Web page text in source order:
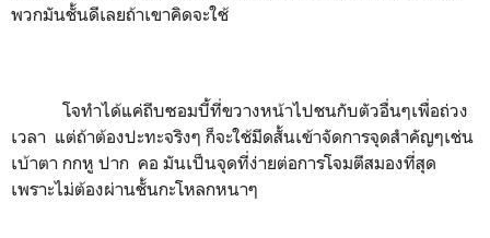
พวกมันชั้นดีเลยถ้าเขาคิดจะใช้
โจทำได้แค่ถีบซอมบี้ที่ขวางหน้าไปชนกับตัวอื่นๆเพื่อถ่วง
เวลา แต่ถ้าต้องปะทะจริงๆ ก็จะใช้มีดสั้นเข้าจัดการจุดสำคัญๆเช่น
เบ้าตา กกหู ปาก คอ มันเป็นจุดที่ง่ายต่อการโจมตีสมองที่สุด
เพราะไม่ต้องผ่านชั้นกะโหลกหนาๆ